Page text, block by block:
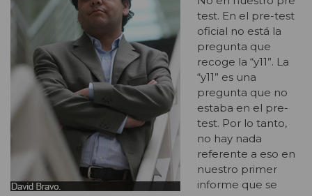
test. En el pre-test
oficial no está la
pregunta que
recoge la “y11”. La
“y11” es una
pregunta que no
estaba en el pre-
test. Por lo tanto,
no hay nada
referente a eso en
nuestro primer
informe que se